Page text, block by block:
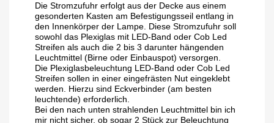
Die Stromzufuhr erfolgt aus der Decke aus einem
gesonderten Kasten am Befestigungsseil entlang in
den Innenkörper der Lampe. Diese Stromzufuhr soll
sowohl das Plexiglas mit LED-Band oder Cob Led
Streifen als auch die 2 bis 3 darunter hängenden
Leuchtmittel (Birne oder Einbauspot) versorgen.
Die Plexiglasbeleuchtung LED-Band oder Cob Led
Streifen sollen in einer eingefrästen Nut eingeklebt
werden. Hierzu sind Eckverbinder (am besten
leuchtende) erforderlich.
Bei den nach unten strahlenden Leuchtmittel bin ich
mir nicht sicher, ob sogar 2 Stück zur Beleuchtung